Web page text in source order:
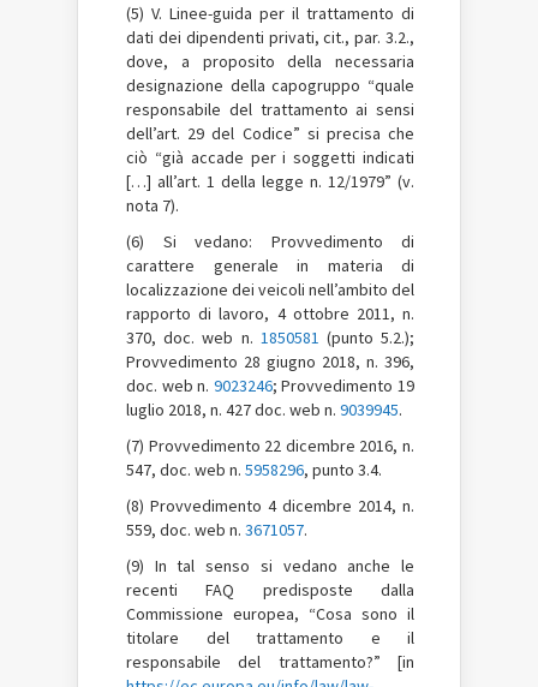
(5) V. Linee-guida per il trattamento di
dati dei dipendenti privati, cit., par. 3.2.,
dove, a proposito della necessaria
designazione della capogruppo “quale
responsabile del trattamento ai sensi
dell’art. 29 del Codice” si precisa che
ciò “già accade per i soggetti indicati
[…] all’art. 1 della legge n. 12/1979” (v.
nota 7).
(6) Si vedano: Provvedimento di
carattere generale in materia di
localizzazione dei veicoli nell’ambito del
rapporto di lavoro, 4 ottobre 2011, n.
370, doc. web n. 1850581 (punto 5.2.);
Provvedimento 28 giugno 2018, n. 396,
doc. web n. 9023246; Provvedimento 19
luglio 2018, n. 427 doc. web n. 9039945.
(7) Provvedimento 22 dicembre 2016, n.
547, doc. web n. 5958296, punto 3.4.
(8) Provvedimento 4 dicembre 2014, n.
559, doc. web n. 3671057.
(9) In tal senso si vedano anche le
recenti FAQ predisposte dalla
Commissione europea, “Cosa sono il
titolare del trattamento e il
responsabile del trattamento?” [in